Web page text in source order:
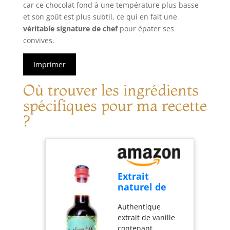
car ce chocolat fond à une température plus basse
et son goût est plus subtil, ce qui en fait une
véritable signature de chefpour épater ses
convives.
Imprimer
Où trouver les ingrédients
spécifiques pour ma recette
?
Extrait
naturel de
Madagascar.
Concentration
Authentique
extrait de vanille